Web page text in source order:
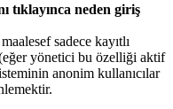
tıklayınca neden giriş
sadece kayıtlı
yönetici bu özelliği aktif
anonim kullanıcılar